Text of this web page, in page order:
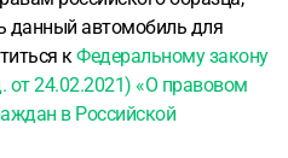
данный автомобиль для
кФедеральному закону
от 24.02.2021) «О правовом
в Российской